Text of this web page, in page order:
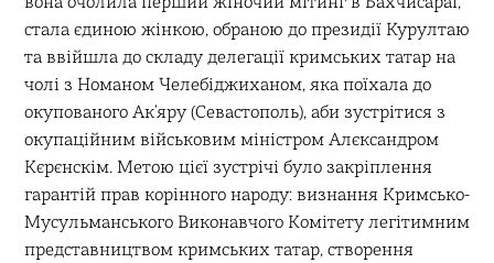
стала єдиною жінкою, обраною до президії Курултаю
та ввійшла до складу делегації кримських татар на
чолі з Номаном Челебіджиханом, яка поїхала до
окупованого Ак’яру (Севастополь), аби зустрітися з
окупаційним військовим міністром Алєксандром
Кєрєнскім. Метою цієї зустрічі було закріплення
гарантій прав корінного народу: визнання Кримсько-
Мусульманського Виконавчого Комітету легітимним
представництвом кримських татар, створення